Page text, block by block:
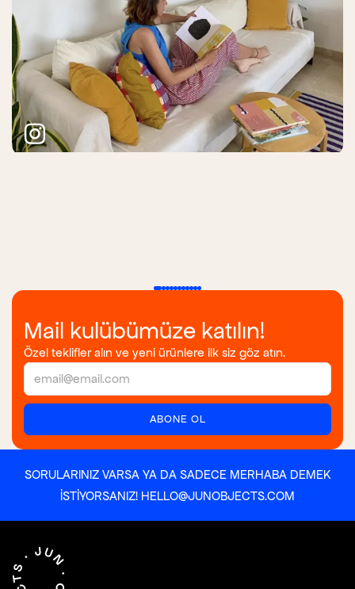
Mail kulübümüze katılın!
Özel teklifler alın ve yeni ürünlere ilk siz göz atın.
SORULARINIZ VARSA YA DA SADECE MERHABA DEMEK
ISTIYORSANIZ! HELLO@JUNOBJECTS.COM